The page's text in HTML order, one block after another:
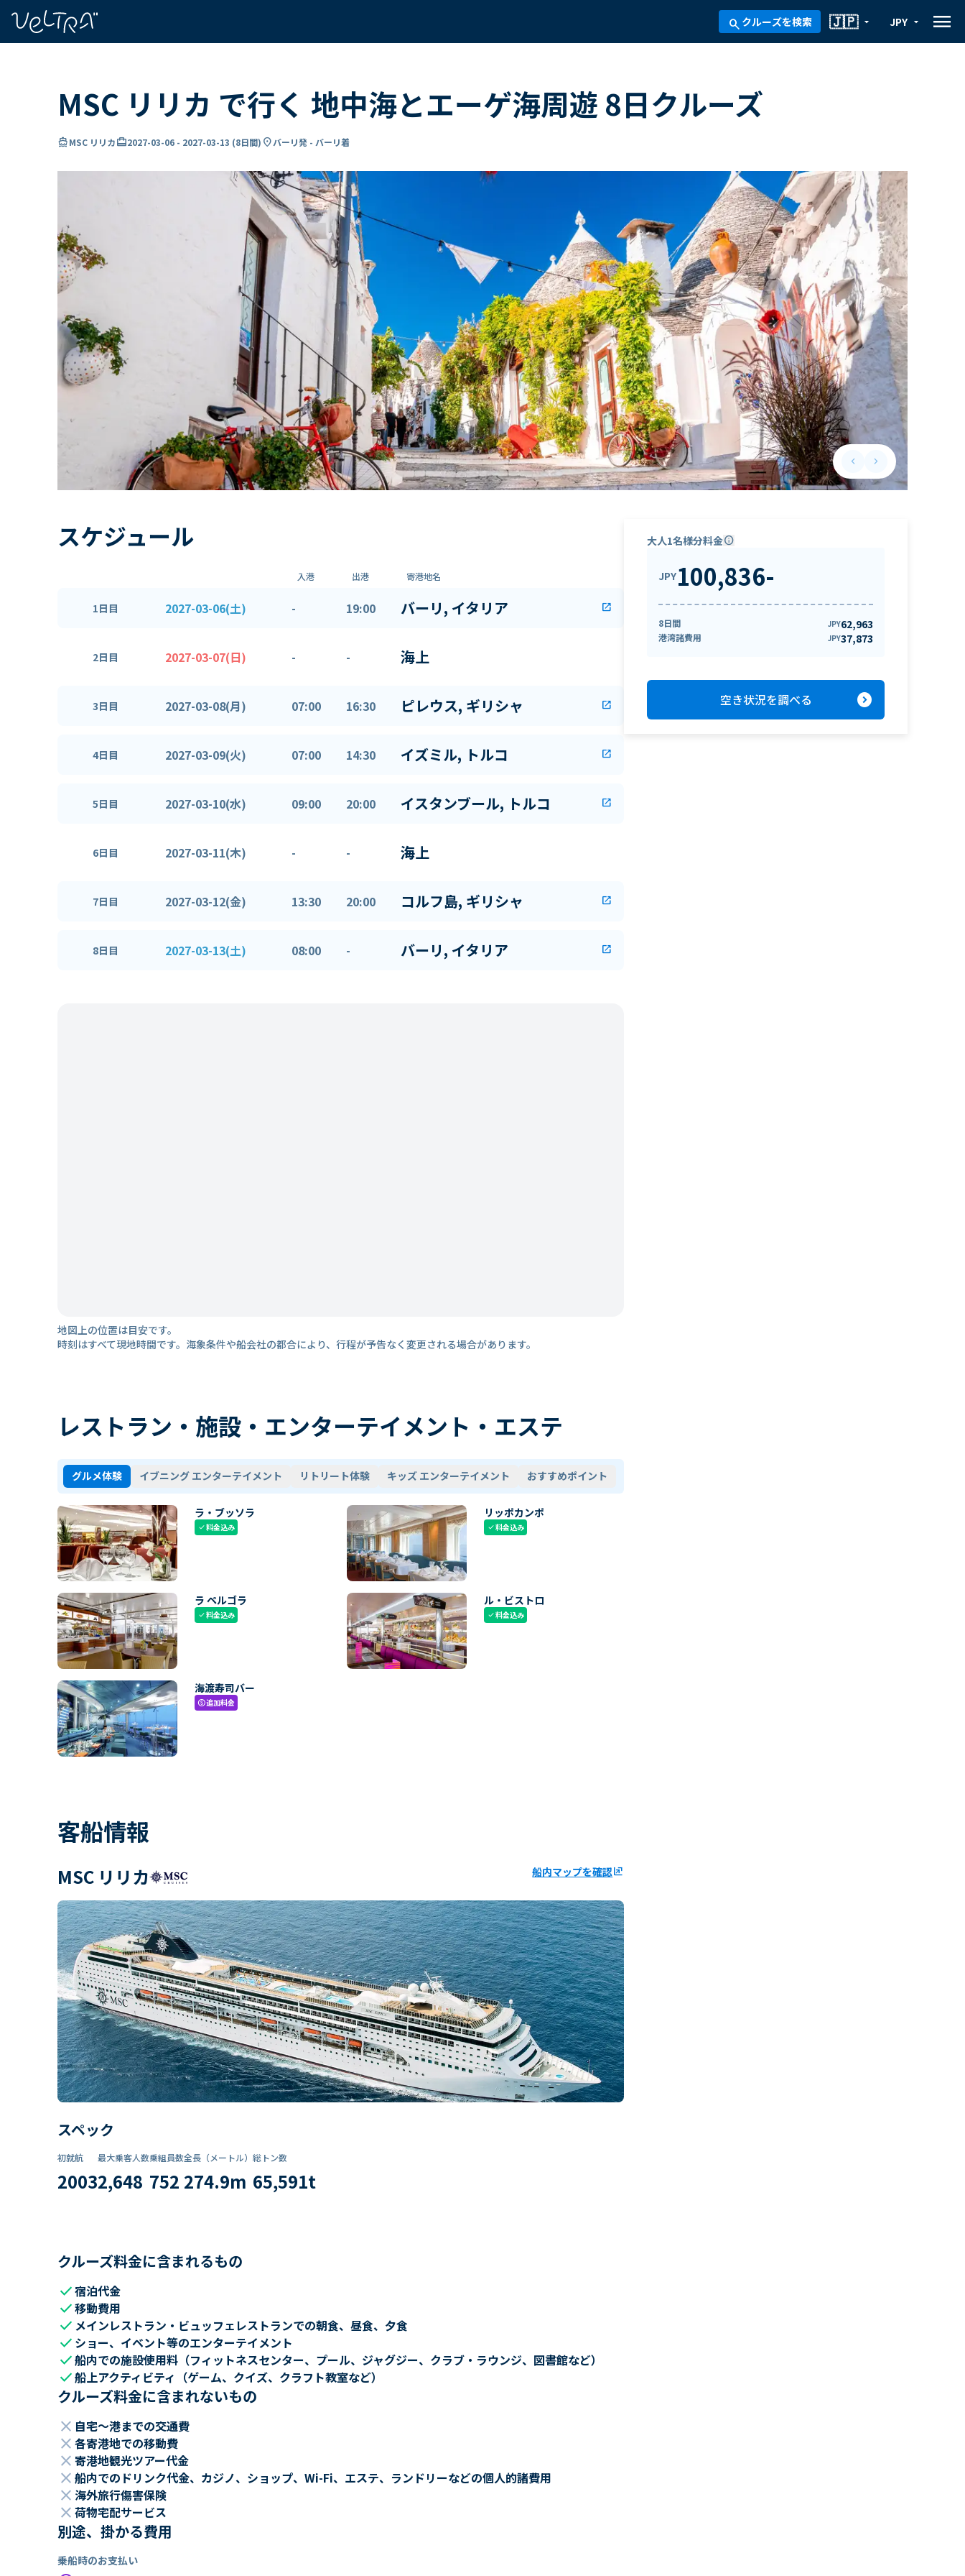
search クルーズを検索 arrow_drop_down
🇯🇵 arrow_drop_down
JPY menu
MSC リリカ で行く 地中海とエーゲ海周遊 8日クルーズ
directions_boatMSC リリカcard_travel2027-03-06 - 2027-03-13 (8日間) location_onバーリ発 - バーリ着
keyboard_arrow_leftPrevious slide
keyboard_arrow_rightNext slide
スケジュール
入港 出港 寄港地名
1日目 2027-03-06(土) - 19:00 バーリ, イタリア open_in_new
2日目 2027-03-07(日) - - 海上
3日目 2027-03-08(月) 07:00 16:30 ピレウス, ギリシャ open_in_new
4日目 2027-03-09(火) 07:00 14:30 イズミル, トルコ open_in_new
5日目 2027-03-10(水) 09:00 20:00 イスタンブール, トルコ open_in_new
6日目 2027-03-11(木) - - 海上
7日目 2027-03-12(金) 13:30 20:00 コルフ島, ギリシャ open_in_new
8日目 2027-03-13(土) 08:00 - バーリ, イタリア open_in_new
地図上の位置は目安です。
時刻はすべて現地時間です。海象条件や船会社の都合により、行程が予告なく変更される場合があります。
レストラン・施設・エンターテイメント・エステ
グルメ体験 イブニング エンターテイメント リトリート体験 キッズ エンターテイメント おすすめポイント
ラ・ブッソラ
check料金込み
リッポカンポ
check料金込み
ラ ペルゴラ
check料金込み
ル・ビストロ
check料金込み
海渡寿司バー
paid追加料金
客船情報
MSC リリカ 船内マップを確認ungroup
スペック
初就航
2003
最大乗客人数
2,648
乗組員数​
752
全長（メートル）
274.9m
総トン数​
65,591t
クルーズ料金に含まれるもの
check宿泊代金
check移動費用
check メインレストラン・ビュッフェレストランでの朝食、昼食、夕食
check ショー、イベント等のエンターテイメント
check船内での施設使用料（フィットネスセンター、プール、ジャグジー、クラブ・ラウンジ、図書館など）
check船上アクティビティ（ゲーム、クイズ、クラフト教室など）
クルーズ料金に含まれないもの
close 自宅～港までの交通費
close 各寄港地での移動費
close 寄港地観光ツアー代金
close 船内でのドリンク代金、カジノ、ショップ、Wi-Fi、エステ、ランドリーなどの個人的諸費用
close 海外旅行傷害保険
close 荷物宅配サービス
別途、掛かる費用
乗船時のお支払い
大人1名様分料金info
JPY100,836-
8日間 JPY62,963
港湾諸費用 JPY37,873
空き状況を調べる expand_circle_right